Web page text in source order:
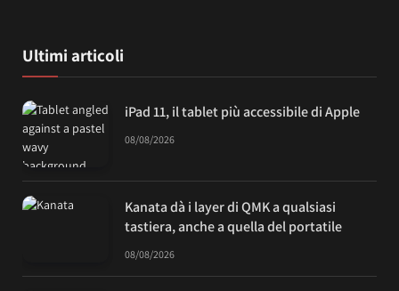
Ultimi articoli
iPad 11, il tablet più accessibile di Apple
08/08/2026
Kanata dà i layer di QMK a qualsiasi
tastiera, anche a quella del portatile
08/08/2026